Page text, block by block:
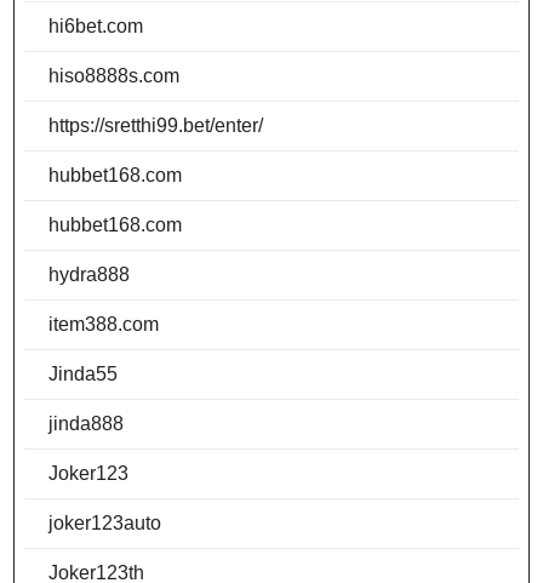
hi6bet.com
hiso8888s.com
https://sretthi99.bet/enter/
hubbet168.com
hubbet168.com
hydra888
item388.com
Jinda55
jinda888
Joker123
joker123auto
Joker123th